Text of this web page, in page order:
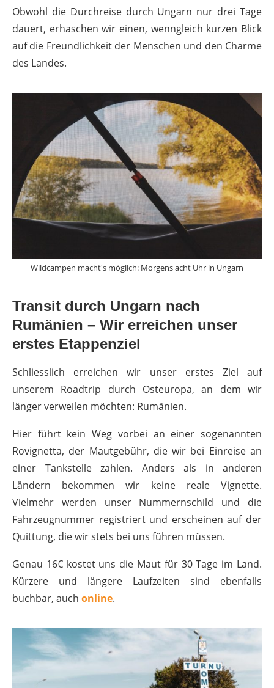
Obwohl die Durchreise durch Ungarn nur drei Tage
dauert, erhaschen wir einen, wenngleich kurzen Blick
auf die Freundlichkeit der Menschen und den Charme
des Landes.
Wildcampen macht's möglich: Morgens acht Uhr in Ungarn
Transit durch Ungarn nach
Rumänien – Wir erreichen unser
erstes Etappenziel
Schliesslich erreichen wir unser erstes Ziel auf
unserem Roadtrip durch Osteuropa, an dem wir
länger verweilen möchten: Rumänien.
Hier führt kein Weg vorbei an einer sogenannten
Rovignetta, der Mautgebühr, die wir bei Einreise an
einer Tankstelle zahlen. Anders als in anderen
Ländern bekommen wir keine reale Vignette.
Vielmehr werden unser Nummernschild und die
Fahrzeugnummer registriert und erscheinen auf der
Quittung, die wir stets bei uns führen müssen.
Genau 16€ kostet uns die Maut für 30 Tage im Land.
Kürzere und längere Laufzeiten sind ebenfalls
buchbar, auch online.